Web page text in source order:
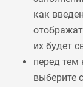
как
их будет
перед
выберите